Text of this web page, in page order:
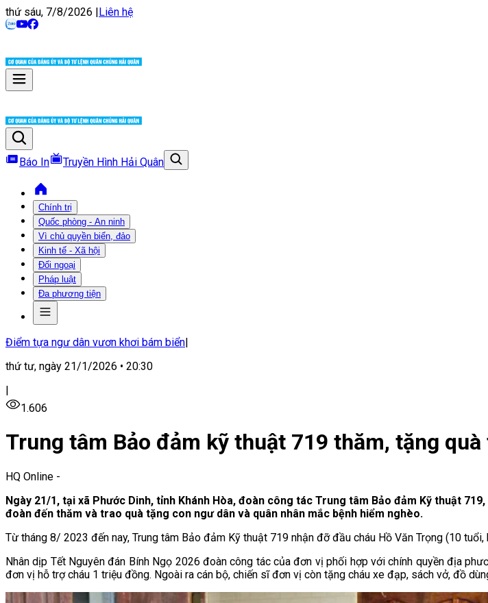
thứ sáu, 7/8/2026 |Liên hệ
Báo In Truyền Hình Hải Quân
Chính trị
Quốc phòng - An ninh
Vì chủ quyền biển, đảo
Kinh tế - Xã hội
Đối ngoại
Pháp luật
Đa phương tiện
Điểm tựa ngư dân vươn khơi bám biển|
thứ tư, ngày 21/1/2026 • 20:30
|
1.606
Trung tâm Bảo đảm kỹ thuật 719 thăm, tặng
HQ Online -
Ngày 21/1, tại xã Phước Dinh, tỉnh Khánh Hòa, đoàn công tác Trung tâm Bảo đảm Kỹ thuật
đoàn đến thăm và trao quà tặng con ngư dân và quân nhân mắc bệnh hiểm nghèo.
Từ tháng 8/ 2023 đến nay, Trung tâm Bảo đảm Kỹ thuật 719 nhận đỡ đầu cháu Hồ Văn Trọng (10
Nhân dịp Tết Nguyên đán Bính Ngọ 2026 đoàn công tác của đơn vị phối hợp với chính quyền địa
đơn vị hỗ trợ cháu 1 triệu đồng. Ngoài ra cán bộ, chiến sĩ đơn vị còn tặng cháu xe đạp, sách vở, đồ